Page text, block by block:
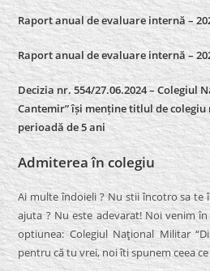
Raport anual de evaluare internă –
Raport anual de evaluare internă –
Decizia nr. 554/27.06.2024 –
Cantemir” își menține titlul de
perioadă de 5 ani
Admiterea în colegiu
Ai multe îndoieli ? Nu stii încotro sa te
ajuta ? Nu este adevarat! Noi venim
optiunea: Colegiul Naţional Militar
pentru că tu vrei, noi îti spunem ceea